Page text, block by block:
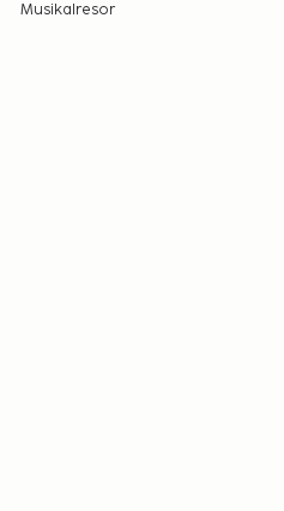
Musikalresor